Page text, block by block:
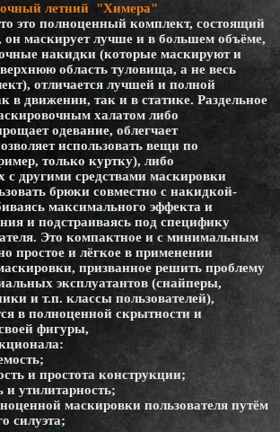
летний "Химера"
это полноценный комплект, состоящий
он маскирует лучше и в большем объёме,
накидки (которые маскируют и
область туловища, а не весь
отличается лучшей и полной
в движении, так и в статике. Раздельное
халатом либо
одевание, облегчает
использовать вещи по
только куртку), либо
с другими средствами маскировки
брюки совместно с накидкой-
максимального эффекта и
и подстраиваясь под специфику
Это компактное и с минимальным
простое и лёгкое в применении
призванное решить проблему
эксплуатантов (снайперы,
и т.п. классы пользователей),
в полноценной скрытности и
фигуры,
и простота конструкции;
и утилитарность;
маскировки пользователя путём
силуэта;